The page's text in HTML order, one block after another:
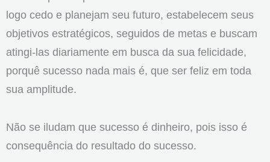
logo cedo e planejam seu futuro, estabelecem seus
objetivos estratégicos, seguidos de metas e buscam
atingi-las diariamente em busca da sua felicidade,
porquê sucesso nada mais é, que ser feliz em toda
sua amplitude.
Não se iludam que sucesso é dinheiro, pois isso é
consequência do resultado do sucesso.